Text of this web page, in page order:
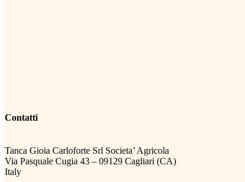
Contatti
Tanca Gioia Carloforte Srl Societa’ Agricola
Via Pasquale Cugia 43 – 09129 Cagliari (CA)
Italy